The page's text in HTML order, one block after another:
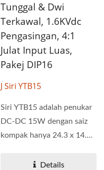
Tunggal & Dwi
Terkawal, 1.6KVdc
Pengasingan, 4:1
Julat Input Luas,
Pakej DIP16
J Siri YTB15
Siri YTB15 adalah penukar
DC-DC 15W dengan saiz
kompak hanya 24.3 x 14.3
Details